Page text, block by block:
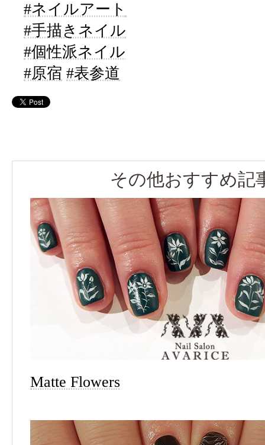
#ネイルアート
#手描きネイル
#個性派ネイル
#原宿 #表参道
その他おすすめ記
Matte Flowers